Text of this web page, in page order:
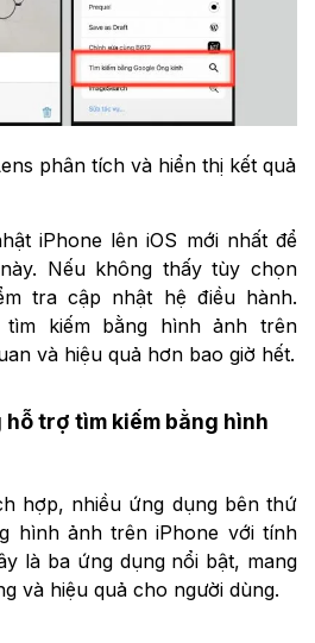
phân tích và hiển thị kết quả
iPhone lên iOS mới nhất để
Nếu không thấy tùy chọn
tra cập nhật hệ điều hành.
kiếm bằng hình ảnh trên
và hiệu quả hơn bao giờ hết.
trợ tìm kiếm bằng hình
hợp, nhiều ứng dụng bên thứ
hình ảnh trên iPhone với tính
là ba ứng dụng nổi bật, mang
và hiệu quả cho người dùng.